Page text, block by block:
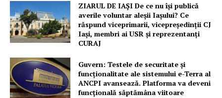
ZIARUL DE IAȘI De ce nu își publică
averile voluntar aleșii Iașului? Ce
răspund viceprimarii, vicepreședinții CJ
Iași, membri ai USR și reprezentanți
CURAJ
Guvern: Testele de securitate și
funcționalitate ale sistemului e-Terra al
ANCPI avansează. Platforma va deveni
funcțională săptămâna viitoare